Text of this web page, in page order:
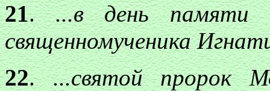
21....в день памяти
священномученика
22....святой пророк